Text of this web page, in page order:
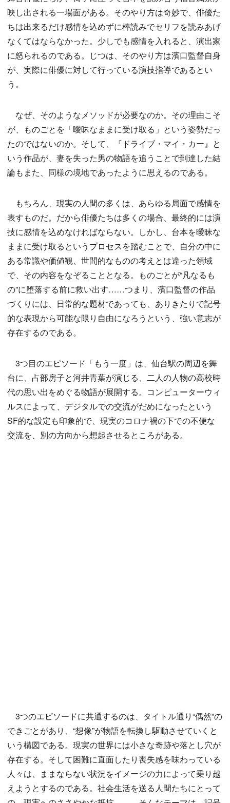
映し出される一場面がある。そのやり方は奇妙で、俳優た
ちは出来るだけ感情を込めずに棒読みでセリフを読みあげ
なくてはならなかった。少しでも感情を入れると、演出家
に怒られるのである。じつは、そのやり方は濱口監督自身
が、実際に俳優に対して行っている演技指導であるとい
う。
なぜ、そのようなメソッドが必要なのか。その理由こそ
が、ものごとを「曖昧なままに受け取る」という姿勢だっ
たのではないのか。そして、『ドライブ・マイ・カー』と
いう作品が、妻を失った男の物語を追うことで到達した結
論もまた、同様の境地であったように思えるのである。
もちろん、現実の人間の多くは、あらゆる局面で感情を
表すものだ。だから俳優たちは多くの場合、最終的には演
技に感情を込めなければならない。しかし、台本を曖昧な
ままに受け取るというプロセスを踏むことで、自分の中に
ある常識や価値観、世間的なものの考えとは違った領域
で、その内容をなぞることとなる。ものごとが“凡なるも
の”に堕落する前に救い出す……つまり、濱口監督の作品
づくりには、日常的な題材であっても、ありきたりで記号
的な表現から可能な限り自由になろうという、強い意志が
存在するのである。
3つ目のエピソード「もう一度」は、仙台駅の周辺を舞
台に、占部房子と河井青葉が演じる、二人の人物の高校時
代の思い出をめぐる物語が展開する。コンピューターウィ
ルスによって、デジタルでの交流がだめになったという
SF的な設定も印象的で、現実のコロナ禍の下での不便な
交流を、別の方向から想起させるところがある。
3つのエピソードに共通するのは、タイトル通り“偶然”の
できごとがあり、“想像”が物語を転換し駆動させていくと
いう構図である。現実の世界には小さな奇跡や落とし穴が
存在する。そして困難に直面したり喪失感を味わっている
人々は、ままならない状況をイメージの力によって乗り越
えようとするのである。社会生活を送る人間たちにとって